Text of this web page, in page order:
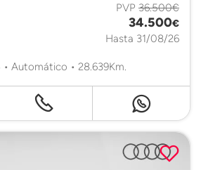
PVP 36.500€
34.500€
Hasta 31/08/26
Automático • 28.639Km.